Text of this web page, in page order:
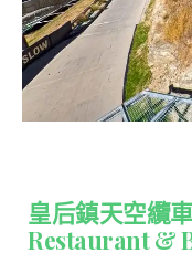
皇后鎮天空纜
Restaurant &